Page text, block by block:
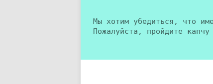
Мы хотим убедиться, что
Пожалуйста, пройдите